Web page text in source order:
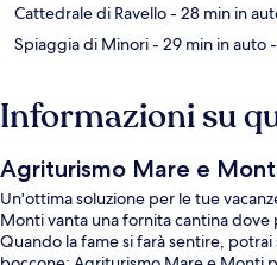
Cattedrale di Ravello- 28 min in
Spiaggia di Minori- 29 min in auto
Informazioni su
Agriturismo Mare e
Un'ottima soluzione per le tue
Monti vanta una fornita cantina dove
Quando la fame si farà sentire,